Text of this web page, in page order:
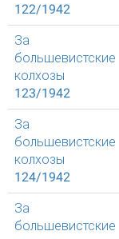
122/1942
За
большевистские
колхозы
123/1942
За
большевистские
колхозы
124/1942
За
большевистские